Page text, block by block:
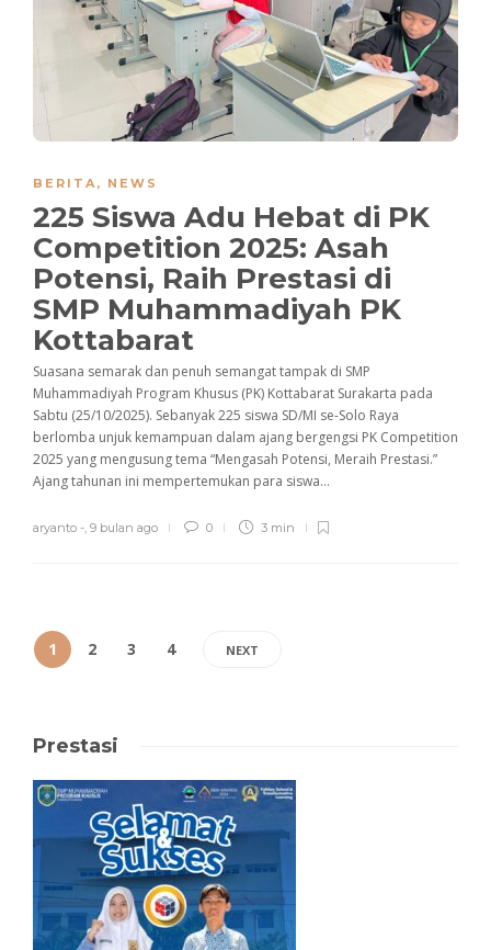
BERITA, NEWS
225 Siswa Adu Hebat di PK
Competition 2025: Asah
Potensi, Raih Prestasi di
SMP Muhammadiyah PK
Kottabarat
Suasana semarak dan penuh semangat tampak di SMP
Muhammadiyah Program Khusus (PK) Kottabarat Surakarta pada
Sabtu (25/10/2025). Sebanyak 225 siswa SD/MI se-Solo Raya
berlomba unjuk kemampuan dalam ajang bergengsi PK Competition
2025 yang mengusung tema “Mengasah Potensi, Meraih Prestasi.”
Ajang tahunan ini mempertemukan para siswa...
aryanto -, 9 bulan ago 0 3 min
1 2 3 4 NEXT
Prestasi